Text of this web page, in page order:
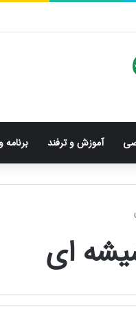
آموزش و ترفند برنامه
ای